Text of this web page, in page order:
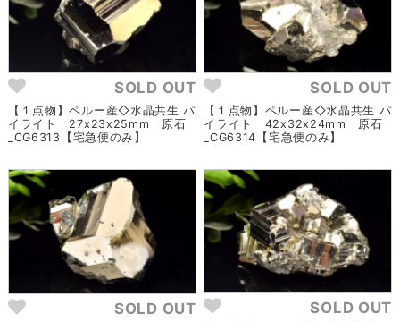
SOLD OUT
【１点物】ペルー産◇水晶共生 パ
イライト 27x23x25mm 原石
_CG6313【宅急便のみ】
SOLD OUT
【１点物】ペルー産◇水晶共生 パ
イライト 42x32x24mm 原石
_CG6314【宅急便のみ】
SOLD OUT SOLD OUT